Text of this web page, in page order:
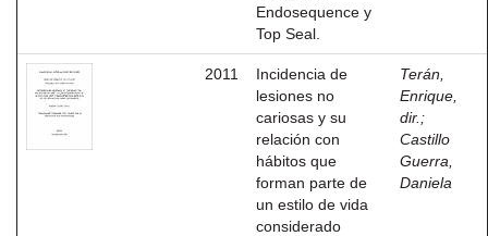
Endosequence y
Top Seal.
2011
Incidencia de
lesiones no
cariosas y su
relación con
hábitos que
forman parte de
un estilo de vida
considerado
Terán,
Enrique,
dir. ;
Castillo
Guerra,
Daniela